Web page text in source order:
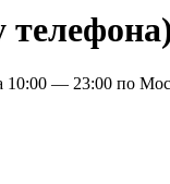
10:00 — 23:00 по